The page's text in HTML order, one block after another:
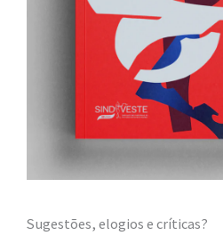
Sugestões, elogios e críticas?